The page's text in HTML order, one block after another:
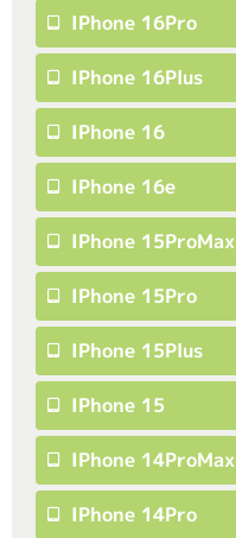
IPhone 16Pro
IPhone 16Plus
IPhone 16
IPhone 16e
IPhone 15ProMax
IPhone 15Pro
IPhone 15Plus
IPhone 15
IPhone 14ProMax
IPhone 14Pro